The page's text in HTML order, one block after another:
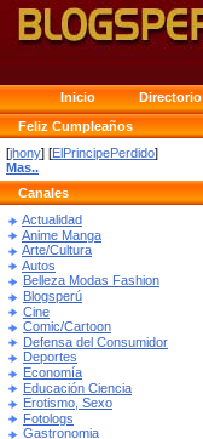
Inicio Directorio
Feliz Cumpleaños
[jhony] [ElPrincipePerdido]
Mas..
Canales
Actualidad
Anime Manga
Arte/Cultura
Autos
Belleza Modas Fashion
Blogsperú
Cine
Comic/Cartoon
Defensa del Consumidor
Deportes
Economía
Educación Ciencia
Erotismo, Sexo
Fotologs
Gastronomia